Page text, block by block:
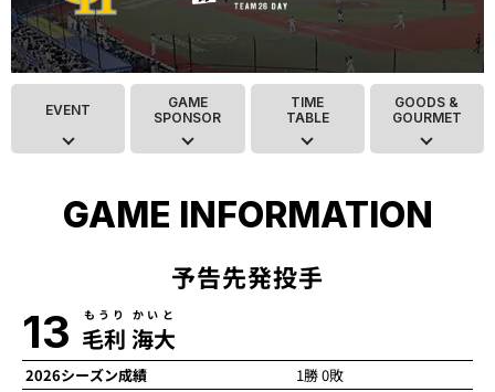
EVENT
GAME
SPONSOR
TIME
TABLE
GOODS &
GOURMET
GAME INFORMATION
予告先発投手
13 毛利 海大
もうり かいと
2026シーズン成績
1勝 0敗